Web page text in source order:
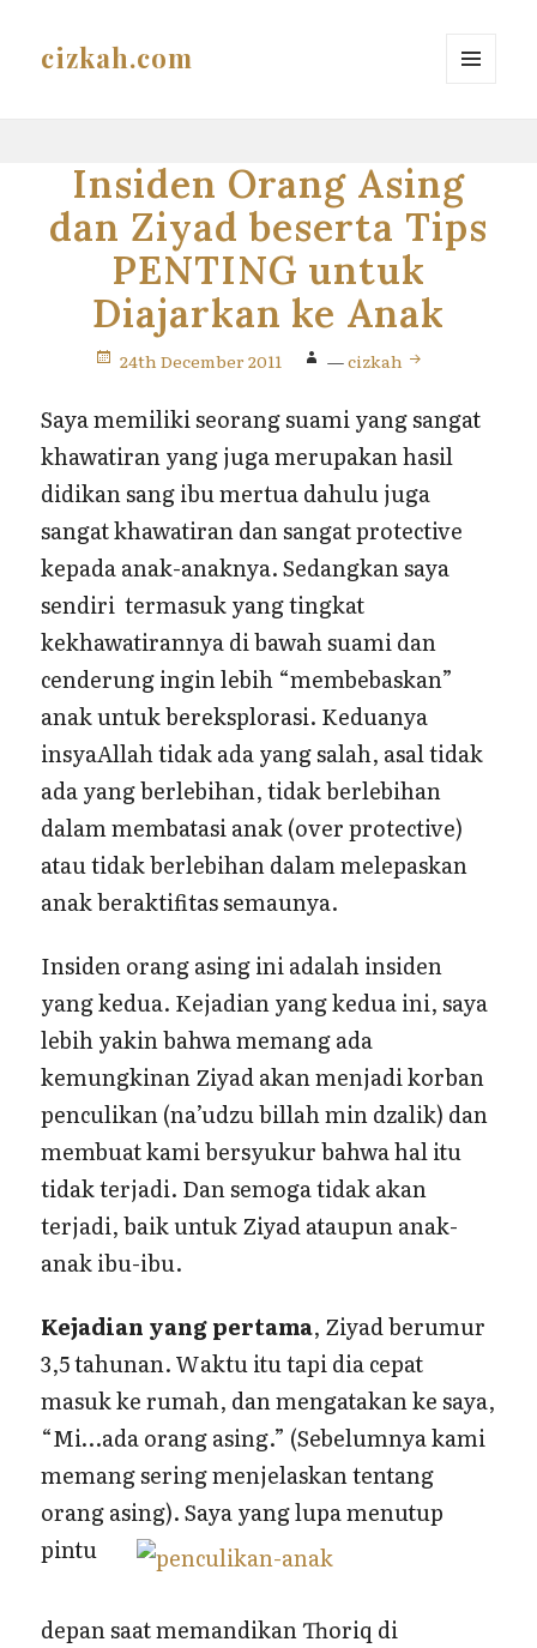
cizkah.com
Insiden Orang Asing
dan Ziyad beserta Tips
PENTING untuk
Diajarkan ke Anak
24th December 2011 —cizkah
Saya memiliki seorang suami yang sangat
khawatiran yang juga merupakan hasil
didikan sang ibu mertua dahulu juga
sangat khawatiran dan sangat protective
kepada anak-anaknya. Sedangkan saya
sendiri termasuk yang tingkat
kekhawatirannya di bawah suami dan
cenderung ingin lebih “membebaskan”
anak untuk bereksplorasi. Keduanya
insyaAllah tidak ada yang salah, asal tidak
ada yang berlebihan, tidak berlebihan
dalam membatasi anak (over protective)
atau tidak berlebihan dalam melepaskan
anak beraktifitas semaunya.
Insiden orang asing ini adalah insiden
yang kedua. Kejadian yang kedua ini, saya
lebih yakin bahwa memang ada
kemungkinan Ziyad akan menjadi korban
penculikan (na’udzu billah min dzalik) dan
membuat kami bersyukur bahwa hal itu
tidak terjadi. Dan semoga tidak akan
terjadi, baik untuk Ziyad ataupun anak-
anak ibu-ibu.
Kejadian yang pertama, Ziyad berumur
3,5 tahunan. Waktu itu tapi dia cepat
masuk ke rumah, dan mengatakan ke saya,
“Mi…ada orang asing.” (Sebelumnya kami
memang sering menjelaskan tentang
orang asing).Saya yang lupa menutup
pintu
depan saat memandikan Thoriq di